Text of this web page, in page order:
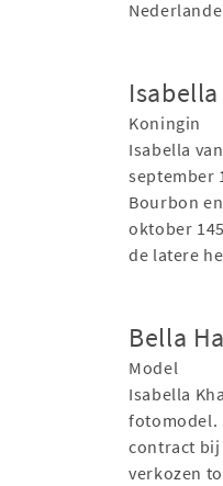
Koningin
Isabella
september
Bourbon
oktober
de latere
Bella
Model
Isabella
fotomodel.
contract bij
verkozen